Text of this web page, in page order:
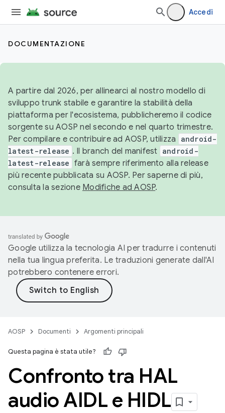
Accedi
DOCUMENTAZIONE
A partire dal 2026, per allinearci al nostro modello di
sviluppo trunk stabile e garantire la stabilità della
piattaforma per l'ecosistema, pubblicheremo il codice
sorgente su AOSP nel secondo e nel quarto trimestre.
Per compilare e contribuire ad AOSP, utilizza
android-
latest-release . Il branch del manifest android-
latest-release farà sempre riferimento alla release
più recente pubblicata su AOSP. Per saperne di più,
consulta la sezione Modifiche ad AOSP.
Google utilizza la tecnologia AI per tradurre i contenuti
nella tua lingua preferita. Le traduzioni generate dall'AI
potrebbero contenere errori.
AOSP Documenti Argomenti principali
Questa pagina è stata utile?
Confronto tra HAL
audio AIDL e HIDL